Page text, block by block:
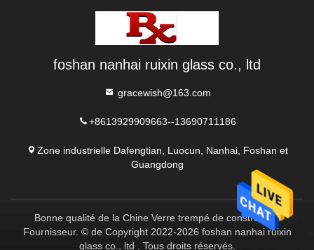
foshan nanhai ruixin glass co., ltd
gracewish@163.com
+8613929909663--13690711186
Zone industrielle Dafengtian, Luocun, Nanhai, Foshan et
Guangdong
Bonne qualité de la Chine Verre trempé de construction
Fournisseur. © de Copyright 2022-2026 foshan nanhai ruixin
glass co., ltd . Tous droits réservés.